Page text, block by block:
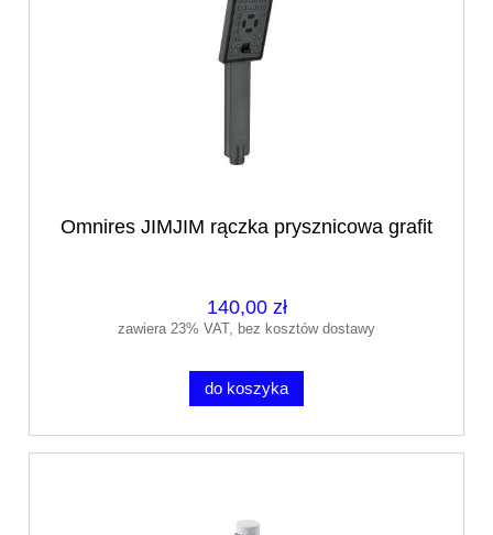
Omnires JIMJIM rączka prysznicowa grafit
140,00 zł
zawiera 23% VAT, bez kosztów dostawy
do koszyka